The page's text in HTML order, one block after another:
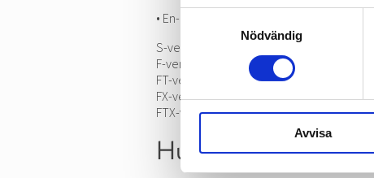
Nödvändig
Avvisa
• En- och tvåbostadshus med FX- eller
S-ventilation = självdragsventilation.
F-ventilation = fläktventilation där
FT-ventilation = fläktventilation där både
FX-ventilation = F-ventilation med
FTX-ventilation = FT- ventilation med
Hur går OVK till?